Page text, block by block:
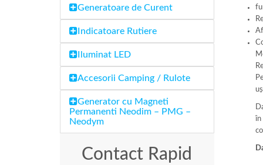
Generatoare de Curent
Indicatoare Rutiere
Iluminat LED
Accesorii Camping / Rulote
Generator cu Magneti
Permanenti Neodim – PMG –
Neodym
Contact Rapid
în